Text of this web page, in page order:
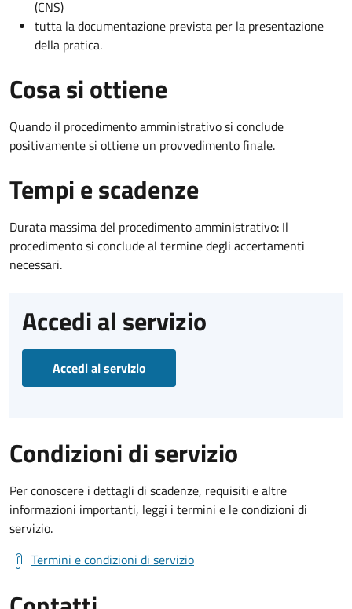
(CNS)
tutta la documentazione prevista per la presentazione
della pratica.
Cosa si ottiene
Quando il procedimento amministrativo si conclude
positivamente si ottiene un provvedimento finale.
Tempi e scadenze
Durata massima del procedimento amministrativo: Il
procedimento si conclude al termine degli accertamenti
necessari.
Accedi al servizio
Accedi al servizio
Condizioni di servizio
Per conoscere i dettagli di scadenze, requisiti e altre
informazioni importanti, leggi i termini e le condizioni di
servizio.
Termini e condizioni di servizio